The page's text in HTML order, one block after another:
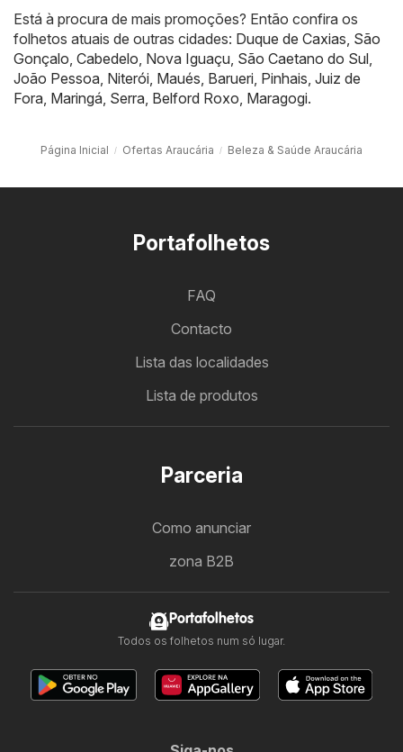
Está à procura de mais promoções? Então confira os
folhetos atuais de outras cidades: Duque de Caxias São
Gonçalo Cabedelo Nova Iguaçu São Caetano do Sul
João Pessoa Niterói Maués Barueri Pinhais Juiz de
Fora Maringá Serra Belford Roxo Maragogi.
Página Inicial Ofertas Araucária Beleza & Saúde Araucária
Portafolhetos
FAQ
Contacto
Lista das localidades
Lista de produtos
Parceria
Como anunciar
zona B2B
Portafolhetos
Todos os folhetos num só lugar.